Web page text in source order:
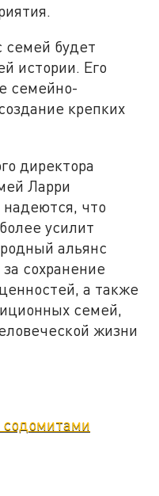
семей будет
истории. Его
семейно-
крепких
директора
Ларри
что
усилит
альянс
сохранение
а также
семей,
жизни